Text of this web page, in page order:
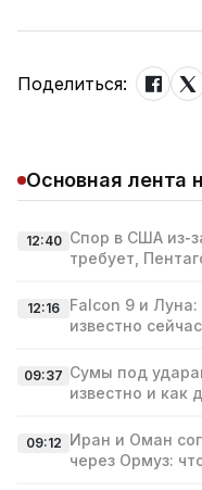
Поделиться:
Основная лента
12:40 Спор в США
требует,
12:16
Falcon 9 и
известно сейчас
09:37 Сумы под
известно и как
09:12 Иран и Оман
через Ормуз: